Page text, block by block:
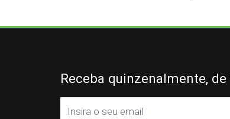
Receba quinzenalmente,